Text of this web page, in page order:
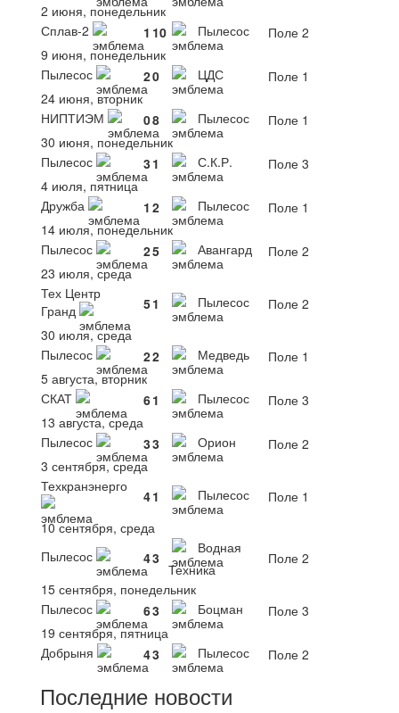
2 июня, понедельник
Сплав-2
1 10 Пылесос
Поле 2
9 июня, понедельник
Пылесос
20 ЦДС
Поле 1
24 июня, вторник
НИПТИЭМ
08 Пылесос
Поле 1
30 июня, понедельник
Пылесос
31 С.К.Р.
Поле 3
4 июля, пятница
Дружба
1 2 Пылесос
Поле 1
14 июля, понедельник
Пылесос
25 Авангард
Поле 2
23 июля, среда
Тех Центр
Гранд
51 Пылесос
Поле 2
30 июля, среда
Пылесос
22 Медведь
Поле 1
5 августа, вторник
СКАТ
61 Пылесос
Поле 3
13 августа, среда
Пылесос
33 Орион
Поле 2
3 сентября, среда
Техкранэнерго
41 Пылесос
Поле 1
10 сентября, среда
Пылесос
43
Водная
Техника
Поле 2
15 сентября, понедельник
Пылесос
63 Боцман
Поле 3
19 сентября, пятница
Добрыня
43 Пылесос Поле 2
Последние новости